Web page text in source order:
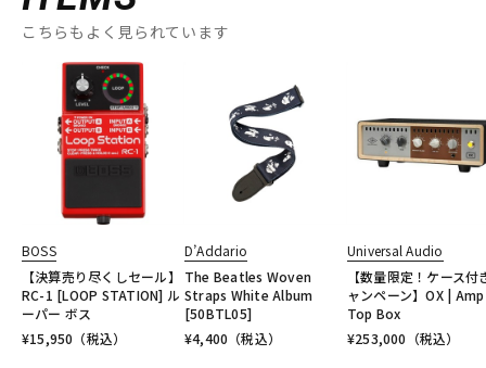
こちらもよく見られています
BOSS
【決算売り尽くしセール】
RC-1 [LOOP STATION] ル
ーパー ボス
¥15,950 （税込）
D’Addario
The Beatles Woven
Straps White Album
[50BTL05]
¥4,400 （税込）
Universal Audio
【数量限定！ケース付
ャンペーン】OX | Amp
Top Box
¥253,000 （税込）